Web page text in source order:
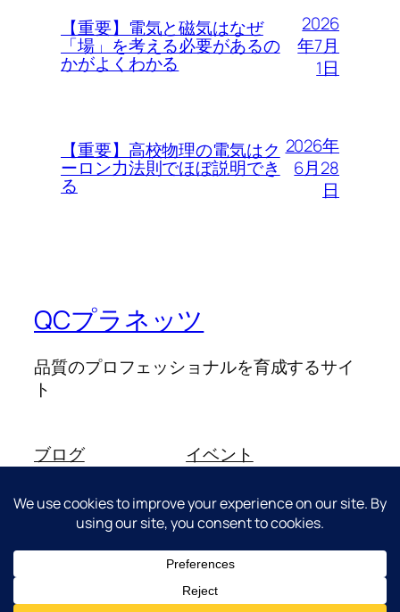
【重要】電気と磁気はなぜ
「場」を考える必要があるの
かがよくわかる
2026
年7月
1日
【重要】高校物理の電気はク
ーロン力法則でほぼ説明でき
る
2026年
6月28
日
QCプラネッツ
品質のプロフェッショナルを育成するサイ
ト
ブログ
よくある質問
投稿者
イベント
パターン
テーマ